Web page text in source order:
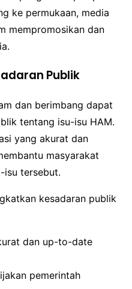
ke permukaan, media
mempromosikan dan
Publik
dan berimbang dapat
tentang isu-isu HAM.
yang akurat dan
masyarakat
isu tersebut.
kesadaran publik
dan up-to-date
pemerintah